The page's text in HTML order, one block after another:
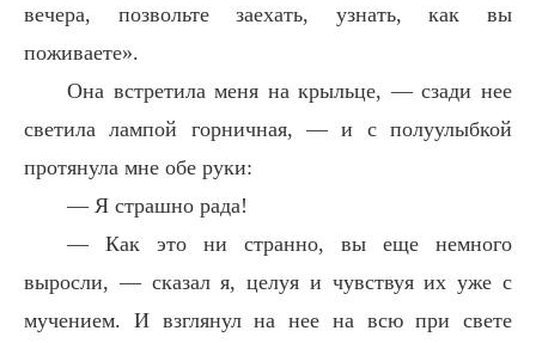
вечера, позвольте заехать, узнать, как вы
поживаете».
Она встретила меня на крыльце, — сзади нее
светила лампой горничная, — и с полуулыбкой
протянула мне обе руки:
— Я страшно рада!
— Как это ни странно, вы еще немного
выросли, — сказал я, целуя и чувствуя их уже с
мучением. И взглянул на нее на всю при свете